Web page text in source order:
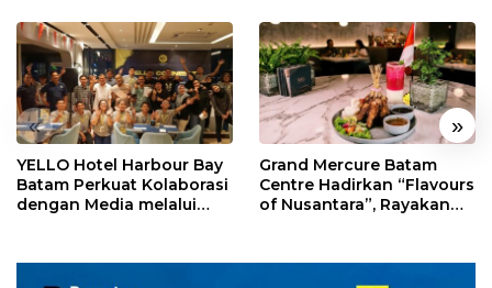
« »
YELLO Hotel Harbour Bay
Batam Perkuat Kolaborasi
dengan Media melalui
Grand Mercure Batam
Centre Hadirkan “Flavours
of Nusantara”, Rayakan